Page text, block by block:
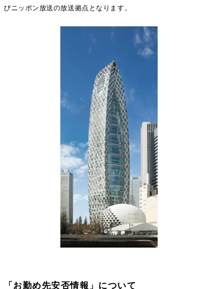
びニッポン放送の放送拠点となります。
「お勤め先安否情報」について